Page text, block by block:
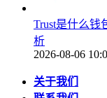
Trust是什么钱
析
2026-08-06
关于我们